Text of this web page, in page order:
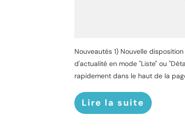
Nouveautés 1) Nouvelle
d'actualité en mode "Liste" ou
rapidement dans le haut de la
Lire la suite